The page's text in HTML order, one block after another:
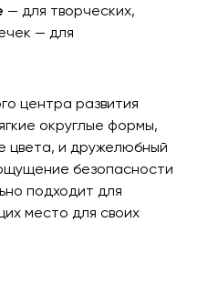
— для творческих,
— для
центра развития
округлые формы,
цвета, и дружелюбный
безопасности
подходит для
место для своих